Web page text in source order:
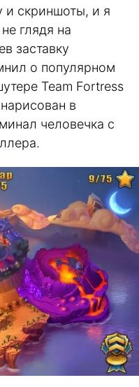
и скриншоты, и я
глядя на
заставку
о популярном
Team Fortress
в
человечка с